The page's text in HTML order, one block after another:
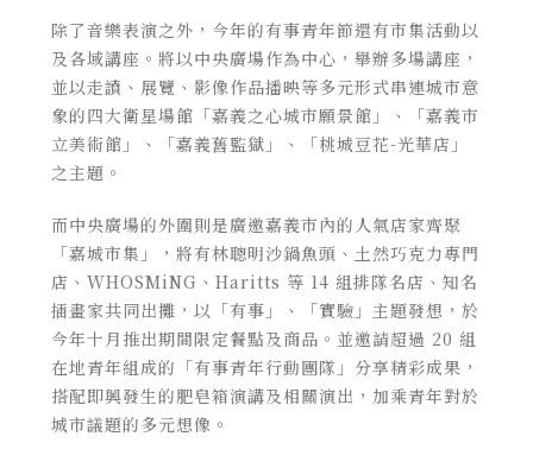
除了音樂表演之外，今年的有事青年節還有市集活動以
及各域講座。將以中央廣場作為中心，舉辦多場講座，
並以走讀、展覽、影像作品播映等多元形式串連城市意
象的四大衛星場館「嘉義之心城市願景館」、「嘉義市
立美術館」、「嘉義舊監獄」、「桃城豆花-光華店」
之主題。
而中央廣場的外圍則是廣邀嘉義市內的人氣店家齊聚
「嘉城市集」，將有林聰明沙鍋魚頭、土然巧克力專門
店、WHOSMiNG、Haritts 等 14 組排隊名店、知名
插畫家共同出攤，以「有事」、「實驗」主題發想，於
今年十月推出期間限定餐點及商品。並邀請超過 20 組
在地青年組成的「有事青年行動團隊」分享精彩成果，
搭配即興發生的肥皂箱演講及相關演出，加乘青年對於
城市議題的多元想像。